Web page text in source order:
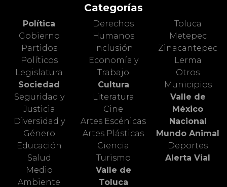
Categorías
Política
Gobierno
Partidos
Políticos
Legislatura
Sociedad
Seguridad y
Justicia
Diversidad y
Género
Educación
Salud
Medio
Ambiente
Derechos
Humanos
Inclusión
Economía y
Trabajo
Cultura
Literatura
Cine
Artes Escénicas
Artes Plásticas
Ciencia
Turismo
Valle de
Toluca
Toluca
Metepec
Zinacantepec
Lerma
Otros
Municipios
Valle de
México
Nacional
Mundo Animal
Deportes
Alerta Vial